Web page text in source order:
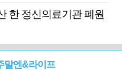
한 정신의료기관 폐원
말엔&라이프